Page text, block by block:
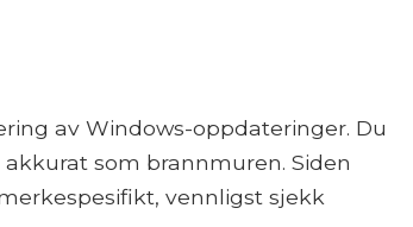
av Windows-oppdateringer. Du
som brannmuren. Siden
vennligst sjekk